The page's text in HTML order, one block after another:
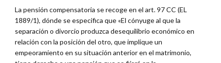
La pensión compensatoria se recoge en el art. 97 CC (EL
1889/1), dónde se especifica que «El cónyuge al que la
separación o divorcio produzca desequilibrio económico en
relación con la posición del otro, que implique un
empeoramiento en su situación anterior en el matrimonio,